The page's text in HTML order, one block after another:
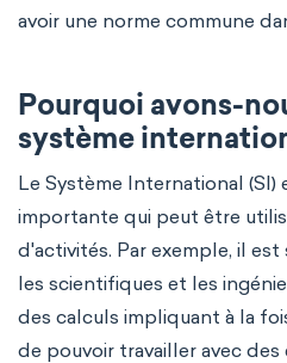
avoir une norme commune
Pourquoi avons-
système
Le Système International (SI)
importante qui peut être
d'activités. Par exemple, il
les scientifiques et les
des calculs impliquant à la
de pouvoir travailler avec